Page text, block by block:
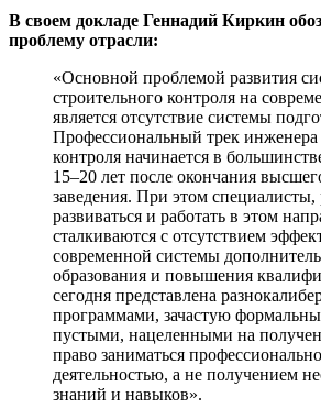
В своем докладе Геннадий Киркин
проблему отрасли:
«Основной проблемой развития
строительного контроля на
является отсутствие системы
Профессиональный трек инженера
контроля начинается в
15–20 лет после окончания
заведения. При этом
развиваться и работать в этом
сталкиваются с отсутствием
современной системы
образования и повышения
сегодня представлена
программами, зачастую
пустыми, нацеленными на
право заниматься
деятельностью, а не получением
знаний и навыков».